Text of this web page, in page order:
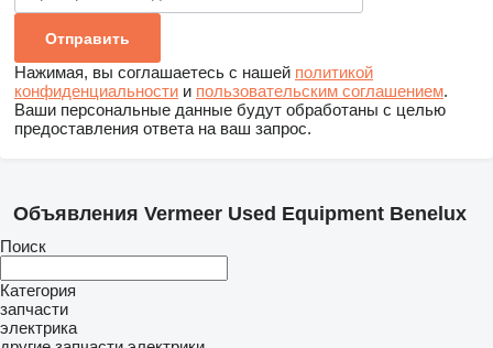
Нажимая, вы соглашаетесь с нашей политикой
конфиденциальности и пользовательским соглашением.
Ваши персональные данные будут обработаны с целью
предоставления ответа на ваш запрос.
Объявления Vermeer Used Equipment Benelux
Поиск
Категория
запчасти
электрика